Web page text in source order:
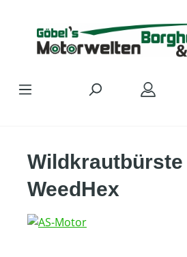
Wildkrautbürste
WeedHex